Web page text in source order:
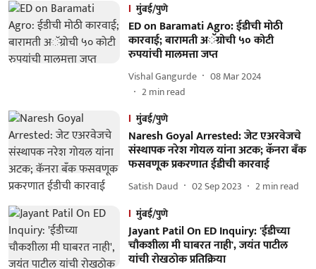
मुंबई/पुणे
ED on Baramati Agro: ईडीची मोठी
कारवाई; बारामती अॅग्रोची ५० कोटी
रुपयांची मालमत्ता जप्त
Vishal Gangurde
08 Mar 2024
2min read
मुंबई/पुणे
Naresh Goyal Arrested: जेट एअरवेजचे
संस्थापक नरेश गोयल यांना अटक; कॅनरा बँक
फसवणूक प्रकरणात ईडीची कारवाई
Satish Daud 02 Sep 2023 2min read
मुंबई/पुणे
Jayant Patil On ED Inquiry: 'ईडीच्या
चौकशीला मी घाबरत नाही', जयंत पाटील
यांची रोखठोक प्रतिक्रिया